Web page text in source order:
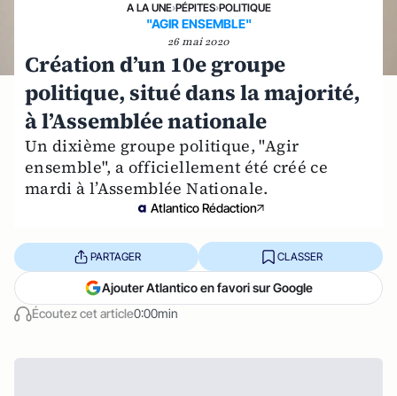
A LA UNE›PÉPITES›POLITIQUE
"AGIR ENSEMBLE"
26 mai 2020
Création d’un 10e groupe
politique, situé dans la majorité,
à l’Assemblée nationale
Un dixième groupe politique, "Agir
ensemble", a officiellement été créé ce
mardi à l’Assemblée Nationale.
Atlantico Rédaction
Écoutez cet article0:00min
PARTAGER CLASSER
Ajouter Atlantico en favori sur Google